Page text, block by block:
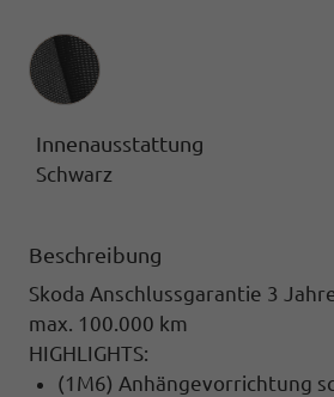
Innenausstattung
Innenausstattung
Schwarz
Beschreibung
Skoda Anschlussgarantie 3
max. 100.000 km
HIGHLIGHTS:
(1M6) Anhängevorrichtung